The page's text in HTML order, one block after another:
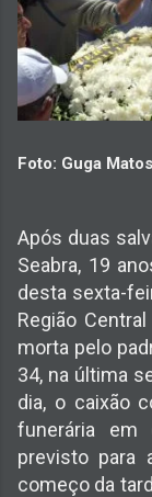
Foto: Guga
Após duas
Seabra, 19
desta sexta-
Região
morta pelo
34, na última
dia, o caixão
funerária em
previsto para
começo da